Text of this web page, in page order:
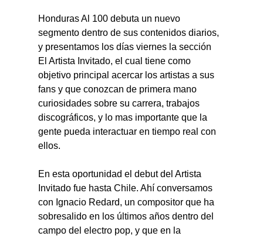
Honduras Al 100 debuta un nuevo
segmento dentro de sus contenidos diarios,
y presentamos los días viernes la sección
El Artista Invitado, el cual tiene como
objetivo principal acercar los artistas a sus
fans y que conozcan de primera mano
curiosidades sobre su carrera, trabajos
discográficos, y lo mas importante que la
gente pueda interactuar en tiempo real con
ellos.
En esta oportunidad el debut del Artista
Invitado fue hasta Chile. Ahí conversamos
con Ignacio Redard, un compositor que ha
sobresalido en los últimos años dentro del
campo del electro pop, y que en la